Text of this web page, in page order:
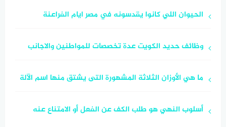
الحيوان اللي كانوا يقدسونه في مصر ايام الفراعنة
وظائف حديد الكويت عدة تخصصات للمواطنين والاجانب
ما هي الأوزان الثلاثة المشهورة التى يشتق منها اسم الآلة
أسلوب النهي هو طلب الكف عن الفعل أو الامتناع عنه